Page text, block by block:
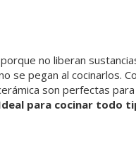
no liberan
se pegan al cocinarlos.
son perfectas para
para cocinar todo